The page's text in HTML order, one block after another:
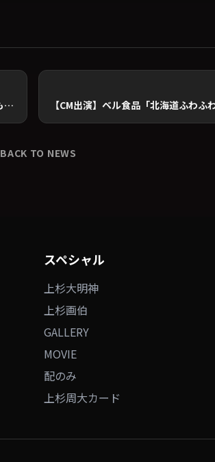
Que Tube 第三弾！『下北沢で温泉入る！？それとも「トトロ」の家行く？』
BACK TO NEWS
スペシャル
上杉大明神
上杉画伯
GALLERY
MOVIE
配のみ
上杉周大カード